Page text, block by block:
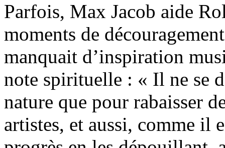
Parfois, Max Jacob aide
moments de
manquait d’inspiration
note spirituelle : « Il ne se
nature que pour rabaisser
artistes, et aussi, comme il